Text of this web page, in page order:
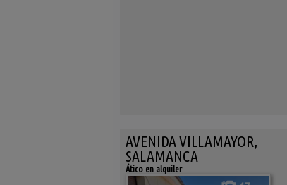
AVENIDA VILLAMAYOR,
SALAMANCA
Ático en alquiler